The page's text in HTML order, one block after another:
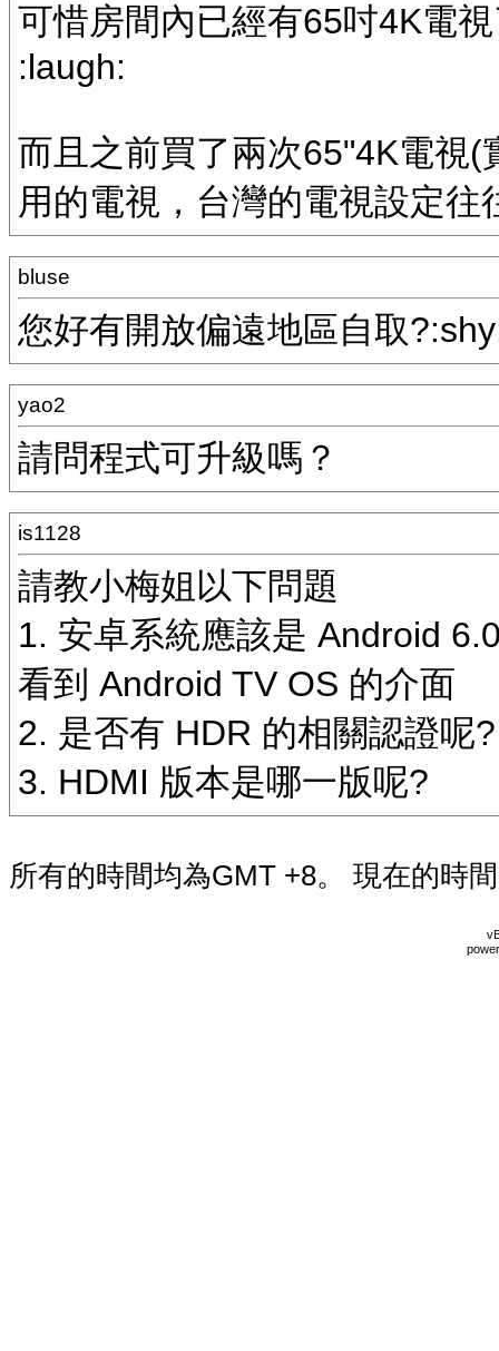
可惜房間內已經有65吋4K電
:laugh:
而且之前買了兩次65"4K電視
用的電視，台灣的電視設定
bluse
您好有開放偏遠地區自取
yao2
請問程式可升級嗎？
is1128
請教小梅姐以下問題
1. 安卓系統應該是 Android
看到 Android TV OS 的介面
2. 是否有 HDR 的相關認證呢?
3. HDMI 版本是哪一版呢?
所有的時間均為GMT +8。 現在的時